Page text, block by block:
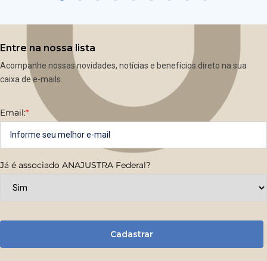
Entre na nossa lista
Acompanhe nossas novidades, notícias e benefícios direto na sua
caixa de e-mails.
Email:*
Já é associado ANAJUSTRA Federal?
Cadastrar